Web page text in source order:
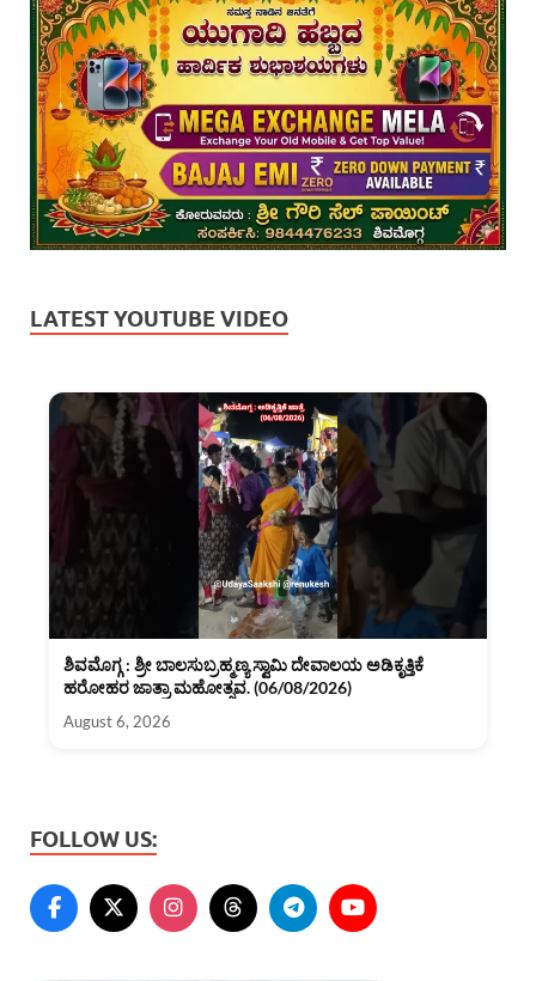
LATEST YOUTUBE VIDEO
ಶಿವಮೊಗ್ಗ : ಶ್ರೀ ಬಾಲಸುಬ್ರಹ್ಮಣ್ಯ ಸ್ವಾಮಿ ದೇವಾಲಯ ಅಡಿಕೃತ್ತಿಕೆ
ಹರೋಹರ ಜಾತ್ರಾ ಮಹೋತ್ಸವ. (06/08/2026)
August 6, 2026
FOLLOW US: